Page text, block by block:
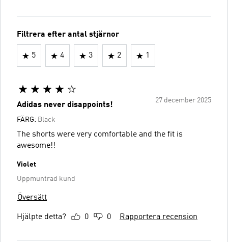
Filtrera efter antal stjärnor
5 4 3 2 1
27 december 2025
Adidas never disappoints!
FÄRG: Black
The shorts were very comfortable and the fit is
awesome!!
Violet
Uppmuntrad kund
Översätt
Hjälpte detta? 0 0 Rapportera recension